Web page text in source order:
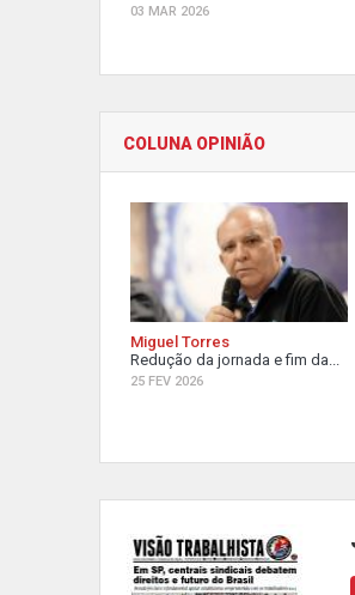
03 MAR 2026
COLUNA OPINIÃO
Miguel Torres
Redução da jornada e fim da...
25 FEV 2026